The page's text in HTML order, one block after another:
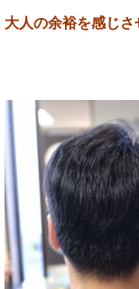
大人の余裕を感じ